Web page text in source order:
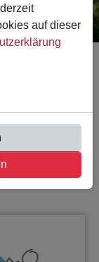
auf dieser